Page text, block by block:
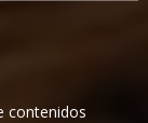
contenidos